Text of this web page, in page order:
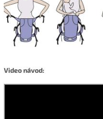
Video návod: